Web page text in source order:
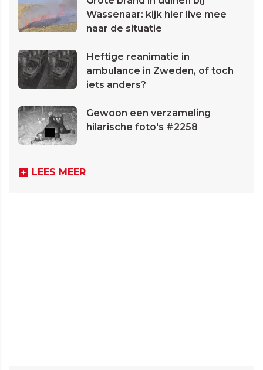
Wassenaar: kijk hier live mee
naar de situatie
Heftige reanimatie in
ambulance in Zweden, of toch
iets anders?
Gewoon een verzameling
hilarische foto's #2258
LEES MEER